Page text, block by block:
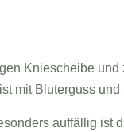
Kniescheibe
mit Bluterguss
auffällig ist